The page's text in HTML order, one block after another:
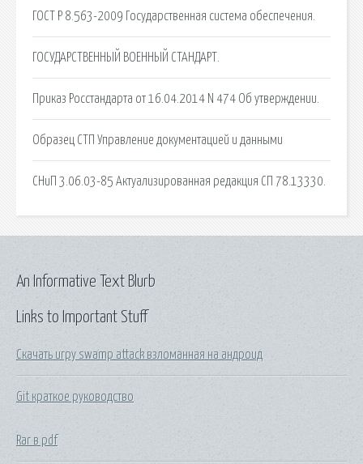
ГОСТ Р 8.563-2009 Государственная система обеспечения.
ГОСУДАРСТВЕННЫЙ ВОЕННЫЙ СТАНДАРТ.
Приказ Росстандарта от 16.04.2014 N 474 Об утверждении.
Образец СТП Управление документацией и данными
СНиП 3.06.03-85 Актуализированная редакция СП 78.13330.
Links to Important Stuff
Скачать игру swamp attack взломанная на андроид
Git краткое руководство
Rar в pdf
An Informative Text Blurb